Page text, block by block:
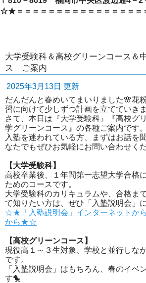
☆★＝＝＝＝＝＝＝＝＝＝＝＝＝＝＝
大学受験科＆高校グリーンコース＆
ス ご案内
2025年3月13日 更新
だんだんと春めいてまいりました🌸花
習に向けて少しずつ計画を立てていき
さて、本日は『大学受験科』『高校グ
学グリーンコース』の各種ご案内です。
入塾を迷われている方、まずはお話を
なたでもぜひお気軽にお問い合わせく
【大学受験科】
高校卒業後、１年間第一志望大学合格
ためのコースです。
大学受験科のカリキュラムや、合格ま
て知りたい方は、ぜひ「入塾説明会」
☆★「入塾説明会」インターネットか
から★☆
【高校グリーンコース】
現役高１～３生対象、学校と並行しな
です。
「入塾説明会」はもちろん、春のイベ
す🐤